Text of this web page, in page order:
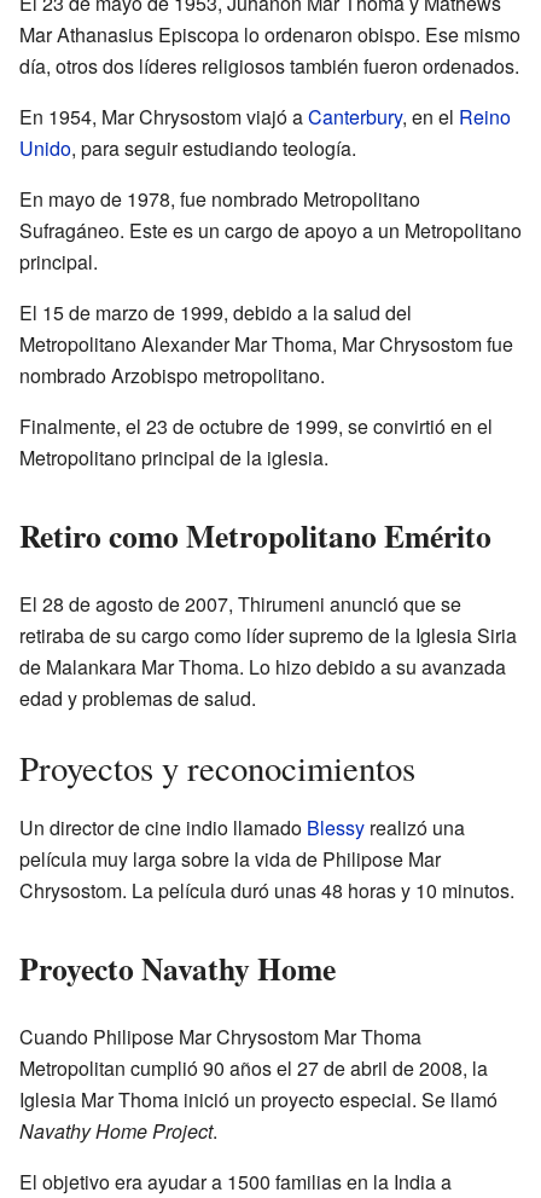
Mar Athanasius Episcopa lo ordenaron obispo. Ese mismo
día, otros dos líderes religiosos también fueron ordenados.
En 1954, Mar Chrysostom viajó aCanterbury, en el Reino
Unido, para seguir estudiando teología.
En mayo de 1978, fue nombrado Metropolitano
Sufragáneo. Este es un cargo de apoyo a un Metropolitano
principal.
El 15 de marzo de 1999, debido a la salud del
Metropolitano Alexander Mar Thoma, Mar Chrysostom fue
nombrado Arzobispo metropolitano.
Finalmente, el 23 de octubre de 1999, se convirtió en el
Metropolitano principal de la iglesia.
Retiro como Metropolitano Emérito
El 28 de agosto de 2007, Thirumeni anunció que se
retiraba de su cargo como líder supremo de la Iglesia Siria
de Malankara Mar Thoma. Lo hizo debido a su avanzada
edad y problemas de salud.
Proyectos y reconocimientos
Un director de cine indio llamado Blessy realizó una
película muy larga sobre la vida de Philipose Mar
Chrysostom. La película duró unas 48 horas y 10 minutos.
Proyecto Navathy Home
Cuando Philipose Mar Chrysostom Mar Thoma
Metropolitan cumplió 90 años el 27 de abril de 2008, la
Iglesia Mar Thoma inició un proyecto especial. Se llamó
Navathy Home Project.
El objetivo era ayudar a 1500 familias en la India a